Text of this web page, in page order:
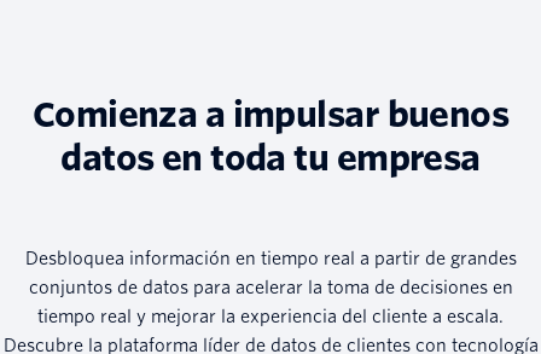
Comienza a impulsar buenos
datos en toda tu empresa
Desbloquea información en tiempo real a partir de grandes
conjuntos de datos para acelerar la toma de decisiones en
tiempo real y mejorar la experiencia del cliente a escala.
Descubre la plataforma líder de datos de clientes con tecnología